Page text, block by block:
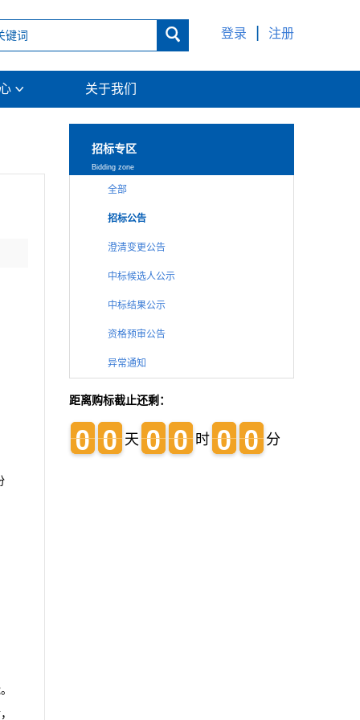
登录 注册

 关于我们
招标专区
Bidding zone
全部
招标公告
澄清变更公告
中标候选人公示
中标结果公示
资格预审公告
异常通知
距离购标截止还剩：
0
0
0
0 0
0
0
0 天 0
0
0
0 0
0
0
0 时 0
0
0
0 0
0
0
0 分